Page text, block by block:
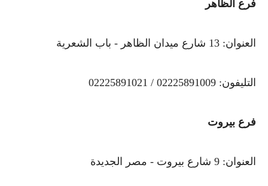
فرع الظاهر
العنوان: 13 شارع ميدان الظاهر - باب الشعرية
التليفون: 02225891009 / 02225891021
فرع بيروت
العنوان: 9 شارع بيروت - مصر الجديدة